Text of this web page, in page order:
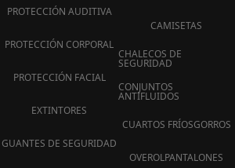
PROTECCIÓN AUDITIVA
PROTECCIÓN CORPORAL
PROTECCIÓN FACIAL
EXTINTORES
GUANTES DE SEGURIDAD
CAMISETAS
CHALECOS DE
SEGURIDAD
CONJUNTOS
ANTIFLUIDOS
CUARTOS FRÍOSGORROS
OVEROLPANTALONES